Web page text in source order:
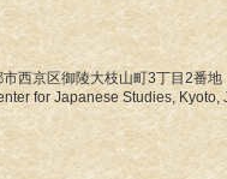
西京区御陵大枝山町3丁目2番地
for Japanese Studies, Kyoto,